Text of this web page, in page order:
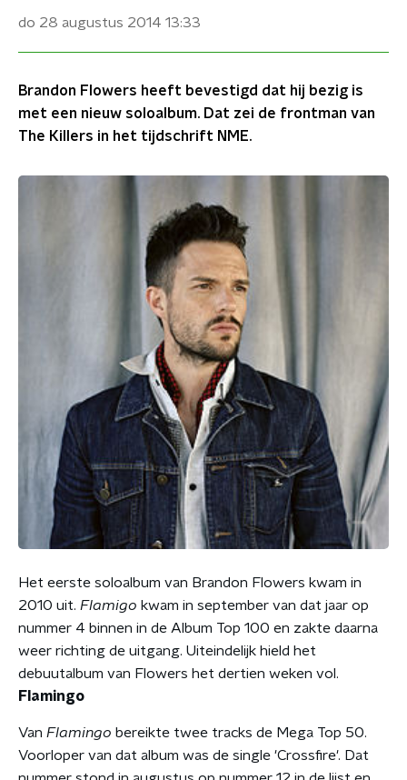
do 28 augustus 2014 13:33
Brandon Flowers heeft bevestigd dat hij bezig is
met een nieuw soloalbum. Dat zei de frontman van
The Killers in het tijdschrift NME.
Het eerste soloalbum van Brandon Flowers kwam in
2010 uit. Flamigo kwam in september van dat jaar op
nummer 4 binnen in de Album Top 100 en zakte daarna
weer richting de uitgang. Uiteindelijk hield het
debuutalbum van Flowers het dertien weken vol.
Flamingo
Van Flamingo bereikte twee tracks de Mega Top 50.
Voorloper van dat album was de single 'Crossfire'. Dat